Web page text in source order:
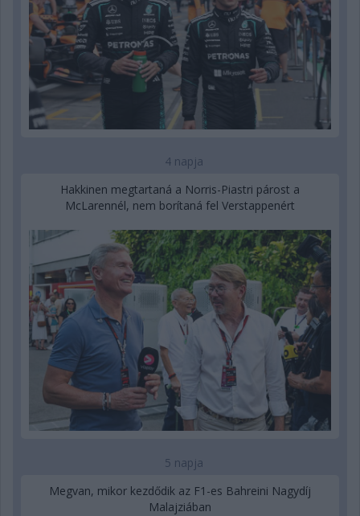
4 napja
Hakkinen megtartaná a Norris-Piastri párost a
McLarennél, nem borítaná fel Verstappenért
5 napja
Megvan, mikor kezdődik az F1-es Bahreini Nagydíj
Malajziában